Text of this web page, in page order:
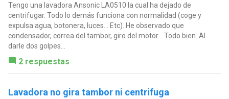
Tengo una lavadora Ansonic LA0510 la cual ha dejado de
centrifugar. Todo lo demás funciona con normalidad (coge y
expulsa agua, botonera, luces... Etc). He observado que
condensador, correa del tambor, giro del motor... Todo bien. Al
darle dos golpes...
2 respuestas
Lavadora no gira tambor ni centrifuga